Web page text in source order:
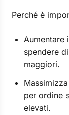
Perché è
Aumentare
spendere
maggiori.
per ordine
elevati.